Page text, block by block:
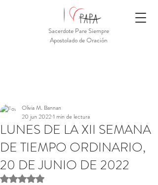
Sacerdote Pare Siempre
Apostolado de Oración
LUNES DE LA XII SEMANA
DE TIEMPO ORDINARIO,
20 DE JUNIO DE 2022
Olivia M. Bannan
20 jun 20221 min de lectura
Obtuvo NaN de 5 estrellas.